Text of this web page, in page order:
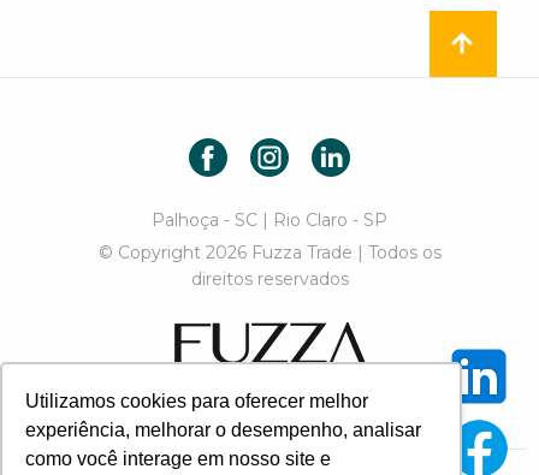
Utilizamos cookies para oferecer melhor
experiência, melhorar o desempenho, analisar
como você interage em nosso site e
Designed by Paulo Chiozzini
Palhoça - SC | Rio Claro - SP
© Copyright 2026 Fuzza Trade | Todos os
direitos reservados
FacebookInstagram